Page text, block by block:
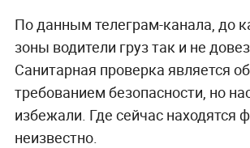
По данным телеграм-канала, до
зоны водители груз так и не
Санитарная проверка является
требованием безопасности, но
избежали. Где сейчас находятся
неизвестно.